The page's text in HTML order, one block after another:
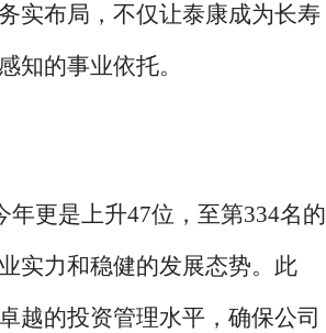
实布局，不仅让泰康成为长寿
知的事业依托。
年更是上升47位，至第334名的
实力和稳健的发展态势。此
越的投资管理水平，确保公司